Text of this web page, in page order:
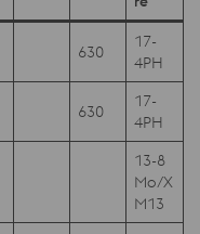
630
17-
4PH
630
17-
4PH
13-8
Mo/X
M13